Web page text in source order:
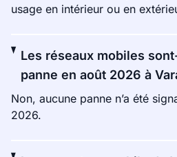
usage en intérieur ou en
Les réseaux mobiles
panne en août 2026 à
Non, aucune panne n’a été
2026.